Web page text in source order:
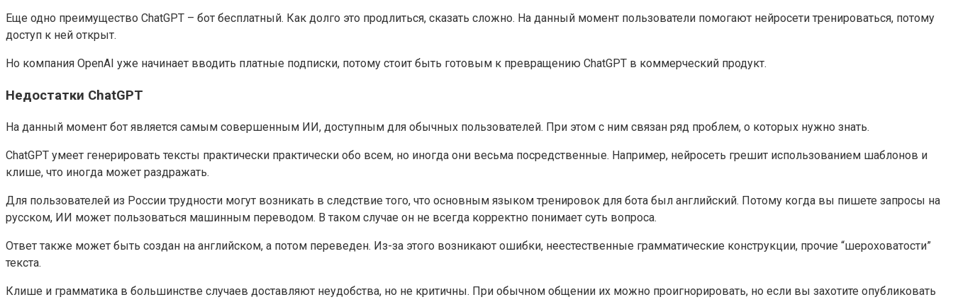
Еще одно преимущество ChatGPT – бот бесплатный. Как долго это продлиться, сказать сложно. На данный момент пользователи помогают нейросети тренироваться, потому
доступ к ней открыт.
Но компания OpenAI уже начинает вводить платные подписки, потому стоит быть готовым к превращению ChatGPT в коммерческий продукт.
Недостатки ChatGPT
На данный момент бот является самым совершенным ИИ, доступным для обычных пользователей. При этом с ним связан ряд проблем, о которых нужно знать.
ChatGPT умеет генерировать тексты практически практически обо всем, но иногда они весьма посредственные. Например, нейросеть грешит использованием шаблонов и
клише, что иногда может раздражать.
Для пользователей из России трудности могут возникать в следствие того, что основным языком тренировок для бота был английский. Потому когда вы пишете запросы на
русском, ИИ может пользоваться машинным переводом. В таком случае он не всегда корректно понимает суть вопроса.
Ответ также может быть создан на английском, а потом переведен. Из-за этого возникают ошибки, неестественные грамматические конструкции, прочие “шероховатости”
текста.
Клише и грамматика в большинстве случаев доставляют неудобства, но не критичны. При обычном общении их можно проигнорировать, но если вы захотите опубликовать